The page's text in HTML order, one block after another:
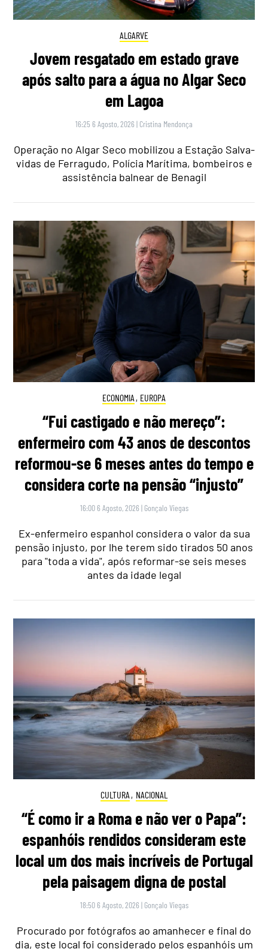
ALGARVE
Jovem resgatado em estado grave
após salto para a água no Algar Seco
em Lagoa
16:25 6 Agosto, 2026 | Cristina Mendonça
Operação no Algar Seco mobilizou a Estação Salva-
vidas de Ferragudo, Polícia Marítima, bombeiros e
assistência balnear de Benagil
ECONOMIA , EUROPA
“Fui castigado e não mereço”:
enfermeiro com 43 anos de descontos
reformou-se 6 meses antes do tempo e
considera corte na pensão “injusto”
16:00 6 Agosto, 2026 | Gonçalo Viegas
Ex-enfermeiro espanhol considera o valor da sua
pensão injusto, por lhe terem sido tirados 50 anos
para "toda a vida", após reformar-se seis meses
antes da idade legal
CULTURA , NACIONAL
“É como ir a Roma e não ver o Papa”:
espanhóis rendidos consideram este
local um dos mais incríveis de Portugal
pela paisagem digna de postal
18:50 6 Agosto, 2026 | Gonçalo Viegas
Procurado por fotógrafos ao amanhecer e final do
dia, este local foi considerado pelos espanhóis um